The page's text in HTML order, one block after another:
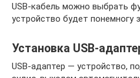
USB-кабель можно выбрать
устройство будет понемногу
Установка USB-
USB-адаптер — устройство,